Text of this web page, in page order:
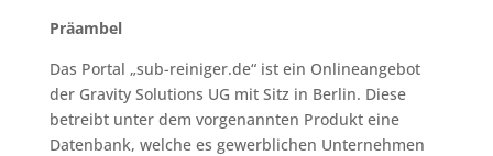
Präambel
Das Portal „sub-reiniger.de“ ist ein Onlineangebot
der Gravity Solutions UG mit Sitz in Berlin. Diese
betreibt unter dem vorgenannten Produkt eine
Datenbank, welche es gewerblichen Unternehmen